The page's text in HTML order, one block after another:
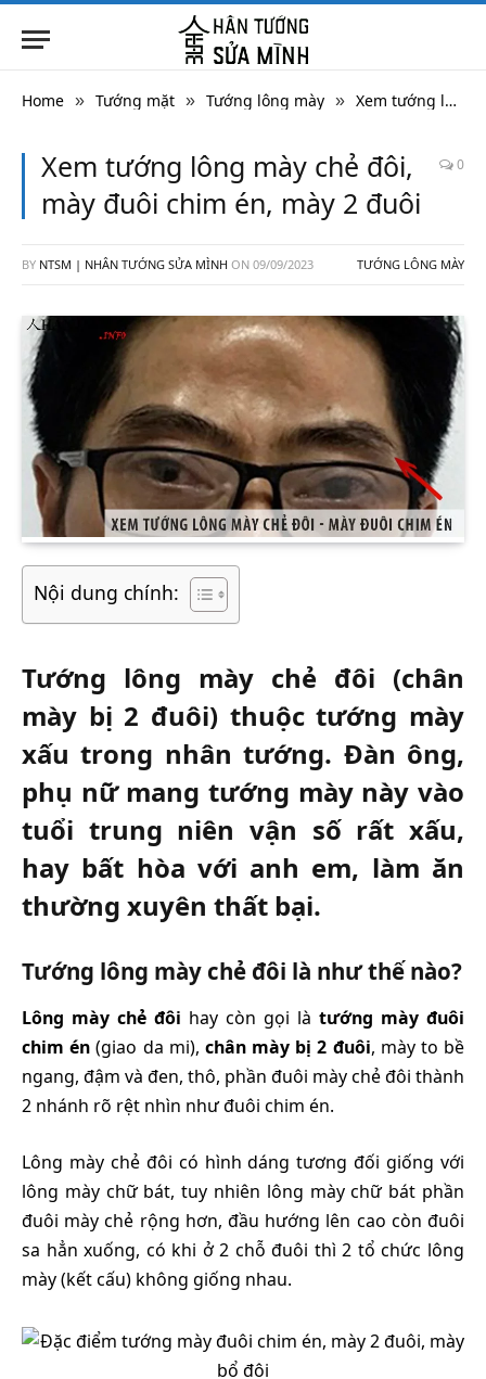
Home » Tướng mặt » Tướng lông mày » Xem tướng lông mày chẻ đôi, mày đuôi chim én, mày 2 đuôi
Xem tướng lông mày chẻ đôi,
mày đuôi chim én, mày 2 đuôi
0
BY NTSM | NHÂN TƯỚNG SỬA MÌNH ON 09/09/2023 TƯỚNG LÔNG MÀY
Nội dung chính:
Tướng lông mày chẻ đôi (chân
mày bị 2 đuôi) thuộc tướng mày
xấu trong nhân tướng. Đàn ông,
phụ nữ mang tướng mày này vào
tuổi trung niên vận số rất xấu,
hay bất hòa với anh em, làm ăn
thường xuyên thất bại.
Tướng lông mày chẻ đôi là như thế nào?
Lông mày chẻ đôi hay còn gọi là tướng mày đuôi
chim én (giao da mi), chân mày bị 2 đuôi, mày to bề
ngang, đậm và đen, thô, phần đuôi mày chẻ đôi thành
2 nhánh rõ rệt nhìn như đuôi chim én.
Lông mày chẻ đôi có hình dáng tương đối giống với
lông mày chữ bát, tuy nhiên lông mày chữ bát phần
đuôi mày chẻ rộng hơn, đầu hướng lên cao còn đuôi
sa hẳn xuống, có khi ở 2 chỗ đuôi thì 2 tổ chức lông
mày (kết cấu) không giống nhau.